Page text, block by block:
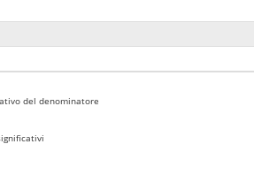
del denominatore